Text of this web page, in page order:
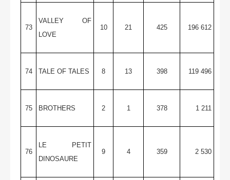
73
VALLEY OF
LOVE
10 21 425 196 612
74 TALE OF TALES 8 13 398 119 496
75 BROTHERS 2 1 378 1 211
76
LE PETIT
DINOSAURE
9 4 359 2 530